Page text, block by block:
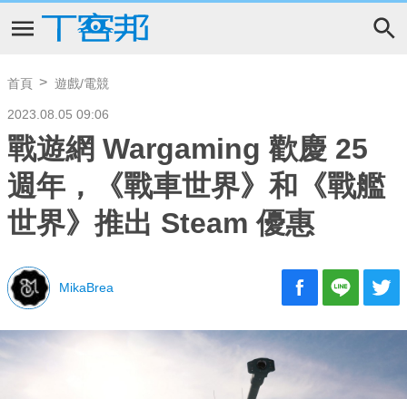
首頁 遊戲/電競
2023.08.05 09:06
戰遊網 Wargaming 歡慶 25
週年，《戰車世界》和《戰艦
世界》推出 Steam 優惠
MikaBrea